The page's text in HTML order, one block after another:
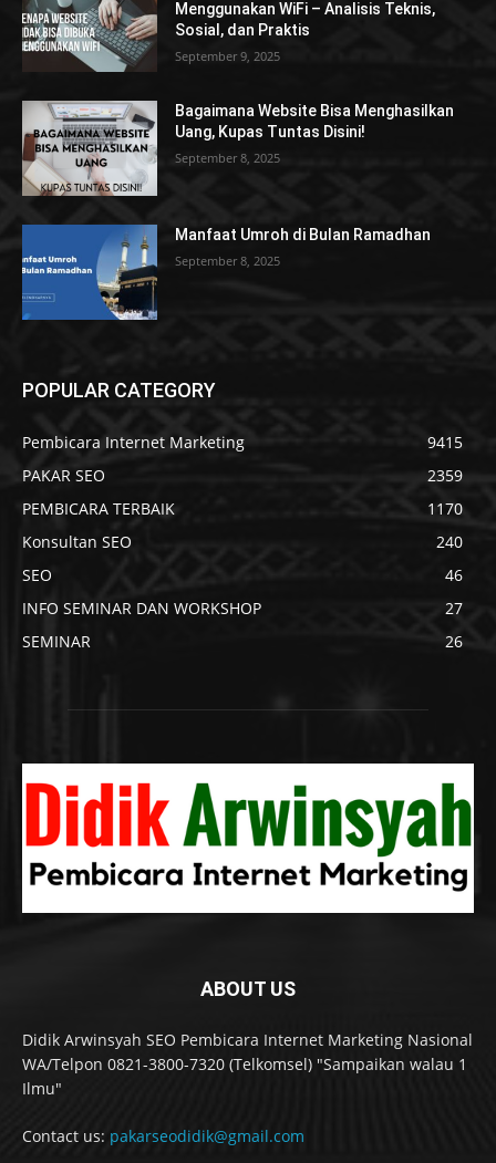
Menggunakan WiFi – Analisis Teknis,
Sosial, dan Praktis
September 9, 2025
Bagaimana Website Bisa Menghasilkan
Uang, Kupas Tuntas Disini!
September 8, 2025
Manfaat Umroh di Bulan Ramadhan
September 8, 2025
POPULAR CATEGORY
Pembicara Internet Marketing
9415
PAKAR SEO
2359
PEMBICARA TERBAIK
1170
Konsultan SEO
240
SEO
46
INFO SEMINAR DAN WORKSHOP
27
SEMINAR
26
ABOUT US
Didik Arwinsyah SEO Pembicara Internet Marketing Nasional
WA/Telpon 0821-3800-7320 (Telkomsel) "Sampaikan walau 1
Ilmu"
Contact us: pakarseodidik@gmail.com